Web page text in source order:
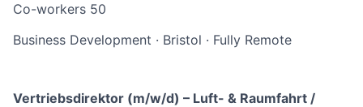
Co-workers 50
Business Development · Bristol · Fully Remote
Vertriebsdirektor (m/w/d) – Luft- & Raumfahrt /